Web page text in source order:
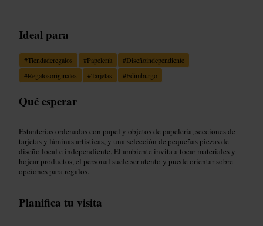
Ideal para
#Tiendaderegalos #Papelería #Diseñoindependiente
#Regalosoriginales #Tarjetas #Edimburgo
Qué esperar
Estanterías ordenadas con papel y objetos de papelería, secciones de
tarjetas y láminas artísticas, y una selección de pequeñas piezas de
diseño local e independiente. El ambiente invita a tocar materiales y
hojear productos, el personal suele ser atento y puede orientar sobre
opciones para regalos.
Planifica tu visita